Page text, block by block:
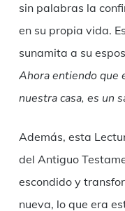
sin palabras la
en su propia vida.
sunamita a su
Ahora entiendo que
nuestracasa, es un
Además, esta
del Antiguo
escondido y
nueva, lo que era